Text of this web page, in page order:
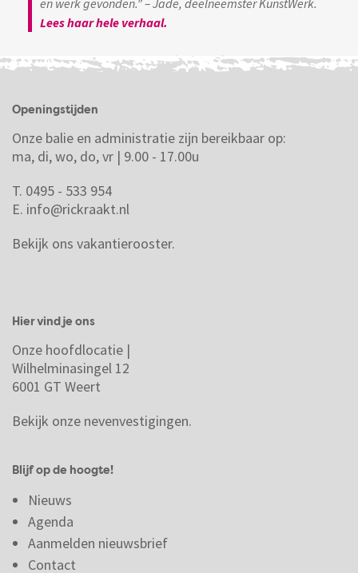
Lees haar hele verhaal.
Openingstijden
Onze balie en administratie zijn bereikbaar op:
ma, di, wo, do, vr | 9.00 - 17.00u
T. 0495 - 533 954
E. info@rickraakt.nl
Bekijk ons vakantierooster.
Hier vind je ons
Onze hoofdlocatie |
Wilhelminasingel 12
6001 GT Weert
Bekijk onze nevenvestigingen.
Blijf op de hoogte!
Nieuws
Agenda
Aanmelden nieuwsbrief
Contact